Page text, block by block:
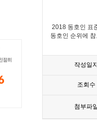
2018 동호인 표
동호인 순위에
작성일
조회수
첨부파